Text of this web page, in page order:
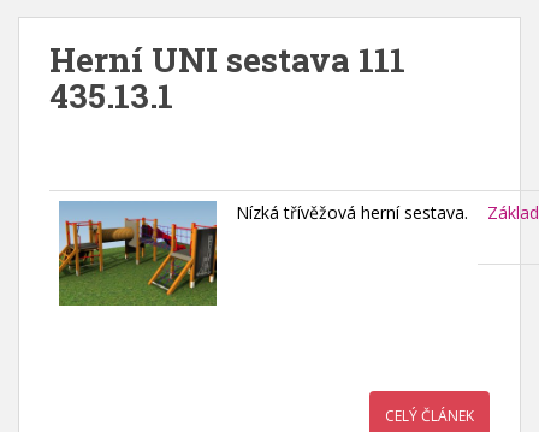
Herní UNI sestava 111
435.13.1
Nízká třívěžová herní sestava.
CELÝ ČLÁNEK